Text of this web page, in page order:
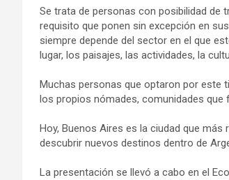
Se trata de personas con posibilidad de
requisito que ponen sin excepción en
siempre depende del sector en el que
lugar, los paisajes, las actividades, la
Muchas personas que optaron por este
los propios nómades, comunidades
Hoy, Buenos Aires es la ciudad que
descubrir nuevos destinos dentro de
La presentación se llevó a cabo en el